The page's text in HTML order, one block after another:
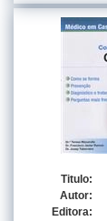
Titulo:
Autor:
Editora: